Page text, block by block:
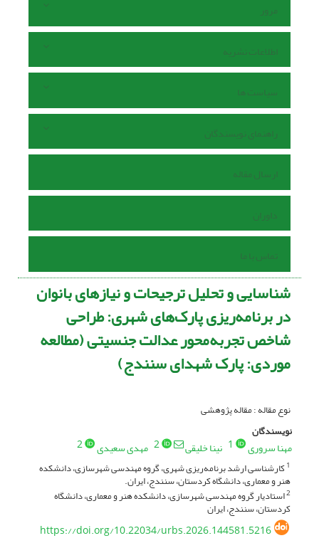
مرور
اطلاعات نشریه
سیاست ها
راهنمای نویسندگان
ارسال مقاله
داوران
تماس با ما
شناسایی و تحلیل ترجیحات و نیازهای بانوان
در برنامه‌ریزی پارک‌های شهری: طراحی
شاخص تجربه‌محور عدالت جنسیتی (مطالعه
موردی: پارک شهدای سنندج)
نوع مقاله : مقاله پژوهشی
نویسندگان
مهنا سروری 1 نینا خلیقی 2 مهدی سعیدی 2
1کارشناسی ارشد برنامه‌ریزی شهری، گروه مهندسی شهرسازی، دانشکده
هنر و معماری، دانشگاه کردستان، سنندج، ایران.
2استادیار گروه مهندسی شهرسازی، دانشکده هنر و معماری، دانشگاه
کردستان، سنندج، ایران
https://doi.org/10.22034/urbs.2026.144581.5216